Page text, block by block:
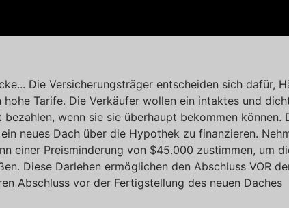
Die Versicherungsträger entscheiden sich dafür,
Tarife. Die Verkäufer wollen ein intaktes und
wenn sie sie überhaupt bekommen können.
neues Dach über die Hypothek zu finanzieren.
einer Preisminderung von $45.000 zustimmen, um
Diese Darlehen ermöglichen den Abschluss VOR
Abschluss vor der Fertigstellung des neuen Daches